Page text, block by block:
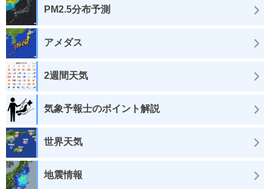
PM2.5分布予測
アメダス
2週間天気
気象予報士のポイント解説
世界天気
地震情報